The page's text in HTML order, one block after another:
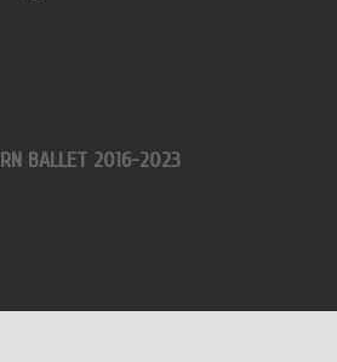
BALLET 2016-2023